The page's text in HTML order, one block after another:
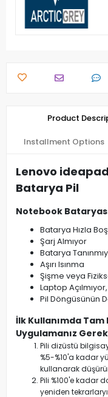
Product
Installment Options
Lenovo
Batarya Pil
Notebook
Batarya Hızla
Şarj Almıyor
Batarya
Aşırı Isınma
Şişme veya
Laptop
Pil Döngüsünün
İlk Kullanımda
Uygulamanız
Pili dizüstü
%5-%10'a kadar
kullanarak
Pili %100'e kadar
yeniden